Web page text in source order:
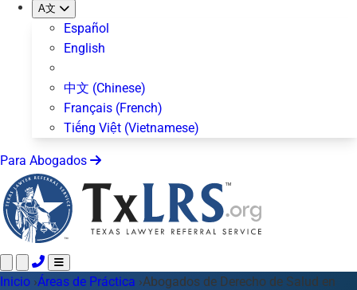
A文
Español
English
中文 (Chinese)
Français (French)
Tiếng Việt (Vietnamese)
Para Abogados
Llame 24/7 · 512-872-4400 Envíe un Texto
Inicio ›Áreas de Práctica ›Abogados de Derecho de Salud en